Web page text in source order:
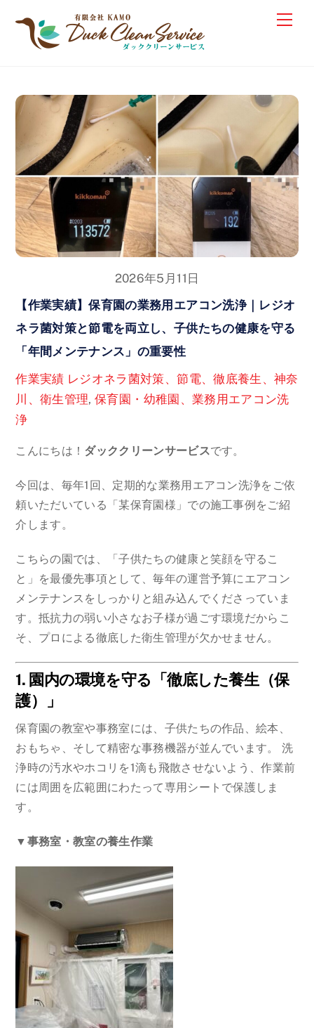
content
2026年5月11日
【作業実績】保育園の業務用エアコン洗浄｜レジオ
ネラ菌対策と節電を両立し、子供たちの健康を守る
「年間メンテナンス」の重要性
作業実績 レジオネラ菌対策、節電、徹底養生、神奈
川、衛生管理,保育園・幼稚園、業務用エアコン洗
浄
こんにちは！ ダッククリーンサービスです。
今回は、毎年1回、定期的な業務用エアコン洗浄をご依
頼いただいている「某保育園様」での施工事例をご紹
介します。
こちらの園では、「子供たちの健康と笑顔を守るこ
と」を最優先事項として、毎年の運営予算にエアコン
メンテナンスをしっかりと組み込んでくださっていま
す。抵抗力の弱い小さなお子様が過ごす環境だからこ
そ、プロによる徹底した衛生管理が欠かせません。
1. 園内の環境を守る「徹底した養生（保
護）」
保育園の教室や事務室には、子供たちの作品、絵本、
おもちゃ、そして精密な事務機器が並んでいます。 洗
浄時の汚水やホコリを1滴も飛散させないよう、作業前
には周囲を広範囲にわたって専用シートで保護しま
す。
▼事務室・教室の養生作業